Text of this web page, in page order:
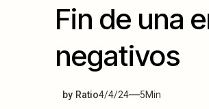
Fin de una
negativo s
by Ratio4/4/24 5Min